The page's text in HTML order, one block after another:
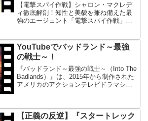
【電撃スパイ作戦】シャロン・マクレデ
ィ徹底解剖！知性と美貌を兼ね備えた最
強のエージェント「電撃スパイ作戦」に
スの特撮スパイアクションドラマ『電撃
スパイ作戦（原...
YouTubeでバッドランド～最強
の戦士～！
『バッドランド～最強の戦士～（Into The
Badlands）』は、2015年から制作された
アメリカのアクションテレビドラマシリ
ら500年後の世界。バッドランド...
【正義の反逆】『スタートレック